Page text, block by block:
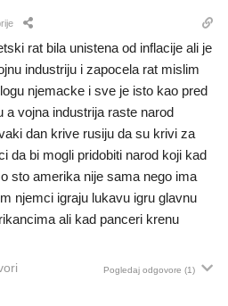
rat bila unistena od inflacije ali je
industriju i zapocela rat mislim
njemacke i sve je isto kao pred
a vojna industrija raste narod
dan krive rusiju da su krivi za
da bi mogli pridobiti narod koji kad
sto amerika nije sama nego ima
njemci igraju lukavu igru glavnu
ali kad panceri krenu
Pogledaj odgovore (1)